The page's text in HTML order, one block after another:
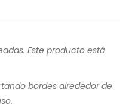
Este producto está
bordes alrededor de